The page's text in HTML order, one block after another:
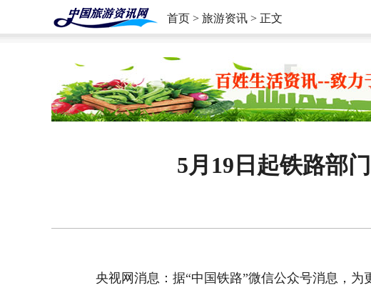
首页 > 旅游资讯 > 正文
5月19日起铁路部
央视网消息：据“中国铁路”微信公众号消息，为